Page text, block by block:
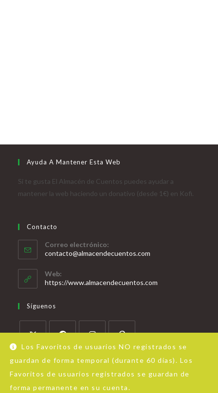
Los Favoritos de usuarios NO registrados se
guardan de forma temporal (durante 60 días). Los
Favoritos de usuarios registrados se guardan de
forma permanente en su cuenta.
Ayuda A Mantener Esta Web
Si te gusta El Almacén de Cuentos puedes ayudar a
mantener la web haciendo un donativo (desde 1€) en Kofi.
Contacto
Correo electrónico:
contacto@almacendecuentos.com
Web:
https://www.almacendecuentos.com
Síguenos
Acerca de Almacén de Cuentos Aviso Legal